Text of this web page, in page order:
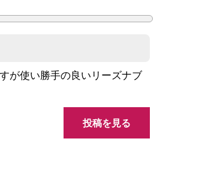
が使い勝手の良いリーズナブ
投稿を見る